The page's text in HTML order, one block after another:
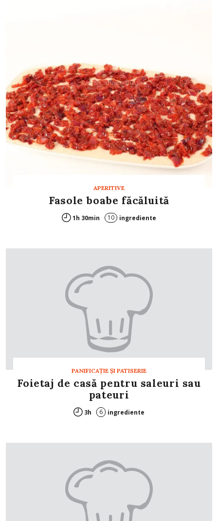
APERITIVE
Fasole boabe făcăluită
1h 30min 10 ingrediente
PANIFICAŢIE ŞI PATISERIE
Foietaj de casă pentru saleuri sau
pateuri
3h 6 ingrediente